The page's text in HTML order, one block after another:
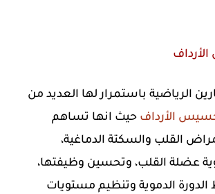
الرياضية باستمرار لها العديد من
الأرداف حيث انها تساهم
القلب والسكتة الدماغية،
عضلة القلب، وتحسين وظيفتها،
الدموية وتنظيم مستويات